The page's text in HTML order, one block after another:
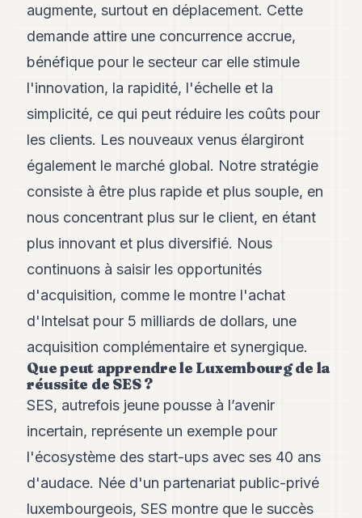
S'ABONNER
FR
augmente, surtout en déplacement. Cette
demande attire une concurrence accrue,
bénéfique pour le secteur car elle stimule
l'innovation, la rapidité, l'échelle et la
simplicité, ce qui peut réduire les coûts pour
les clients. Les nouveaux venus élargiront
également le marché global. Notre stratégie
consiste à être plus rapide et plus souple, en
nous concentrant plus sur le client, en étant
plus innovant et plus diversifié. Nous
continuons à saisir les opportunités
d'acquisition, comme le montre l'achat
d'Intelsat pour 5 milliards de dollars, une
acquisition complémentaire et synergique.
Que peut apprendre le Luxembourg de la
réussite de SES ?
SES, autrefois jeune pousse à l’avenir
incertain, représente un exemple pour
l'écosystème des start-ups avec ses 40 ans
d'audace. Née d'un partenariat public-privé
luxembourgeois, SES montre que le succès